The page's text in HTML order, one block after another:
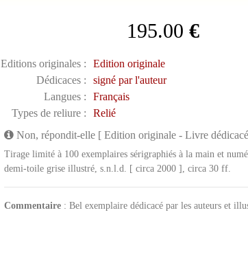
195.00 €
Editions originales :
Edition originale
Dédicaces :
signé par l'auteur
Langues :
Français
Types de reliure :
Relié
Non, répondit-elle [ Edition originale - Livre dédicacé
Tirage limité à 100 exemplaires sérigraphiés à la main et
demi-toile grise illustré, s.n.l.d. [ circa 2000 ], circa 30 ff.
Commentaire: Bel exemplaire dédicacé par les auteurs et